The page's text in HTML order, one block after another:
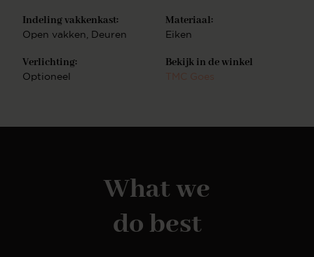
combineren. Bekijk dan ook eens onze tv-
meubelen, sidetables en cinewalls. Deze zijn ook
geheel naar wens zelf samen te stellen. Combineer
meerdere soorten meubels uit dezelfde serie en
creëer een totale woonbeleving.
Indeling vakkenkast:
Open vakken , Deuren
Materiaal:
Eiken
Verlichting:
Optioneel
Bekijk in de winkel
TMC Goes
What we
do best